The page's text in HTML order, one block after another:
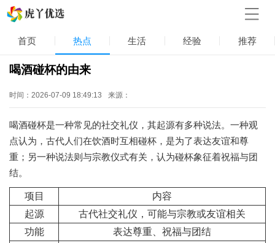
首页 热点 生活 经验 推荐
喝酒碰杯的由来
时间：2026-07-09 18:49:13 来源：
喝酒碰杯是一种常见的社交礼仪，其起源有多种说法。一种观
点认为，古代人们在饮酒时互相碰杯，是为了表达友谊和尊
重；另一种说法则与宗教仪式有关，认为碰杯象征着祝福与团
结。
项目
内容
起源
古代社交礼仪，可能与宗教或友谊相关
功能
表达尊重、祝福与团结